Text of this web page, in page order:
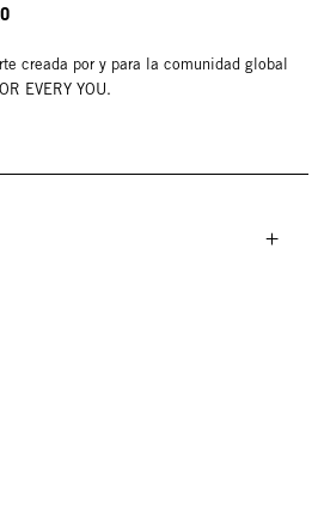
creada por y para la comunidad global
EVERY YOU.